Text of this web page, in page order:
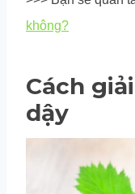
không?
Cách
dậy